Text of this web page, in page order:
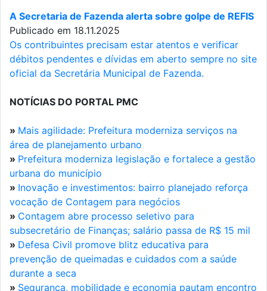
A Secretaria de Fazenda alerta sobre golpe de REFIS
Publicado em 18.11.2025
Os contribuintes precisam estar atentos e verificar
débitos pendentes e dívidas em aberto sempre no site
oficial da Secretária Municipal de Fazenda.
NOTÍCIAS DO PORTAL PMC
» Mais agilidade: Prefeitura moderniza serviços na
área de planejamento urbano
» Prefeitura moderniza legislação e fortalece a gestão
urbana do município
» Inovação e investimentos: bairro planejado reforça
vocação de Contagem para negócios
» Contagem abre processo seletivo para
subsecretário de Finanças; salário passa de R$ 15 mil
» Defesa Civil promove blitz educativa para
prevenção de queimadas e cuidados com a saúde
durante a seca
» Segurança, mobilidade e economia pautam encontro